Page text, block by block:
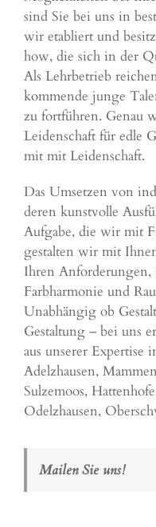
sind Sie bei uns in
wir etabliert und
how, die sich in der
Als Lehrbetrieb
kommende junge
zu fortführen. Genau
Leidenschaft für edle
mit mit Leidenschaft.
Das Umsetzen von
deren kunstvolle
Aufgabe, die wir mit
gestalten wir mit
Ihren
Farbharmonie und
Unabhängig ob
Gestaltung – bei uns
aus unserer Expertise
Adelzhausen,
Sulzemoos,
Odelzhausen,
Mailen Sie uns!